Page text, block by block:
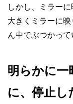
しかし、ミラー
大きくミラーに
ん中でぶつかって
明らかに一
に、停止し